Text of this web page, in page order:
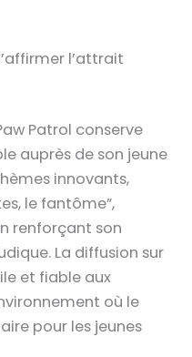
l’attrait
Patrol conserve
auprès de son jeune
innovants,
le fantôme”,
renforçant son
La diffusion sur
et fiable aux
où le
pour les jeunes